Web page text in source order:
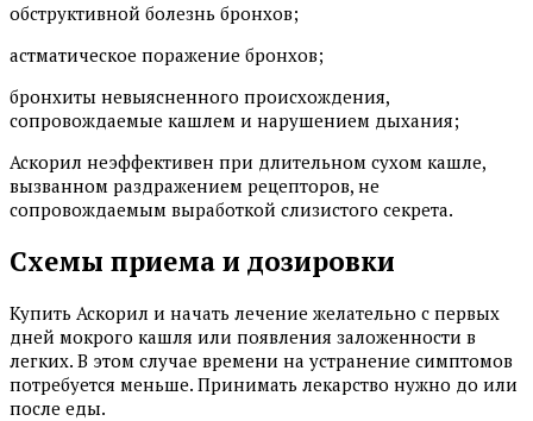
обструктивной болезнь бронхов;
астматическое поражение бронхов;
бронхиты невыясненного происхождения,
сопровождаемые кашлем и нарушением дыхания;
Аскорил неэффективен при длительном сухом кашле,
вызванном раздражением рецепторов, не
сопровождаемым выработкой слизистого секрета.
Схемы приема и дозировки
Купить Аскорил и начать лечение желательно с первых
дней мокрого кашля или появления заложенности в
легких. В этом случае времени на устранение симптомов
потребуется меньше. Принимать лекарство нужно до или
после еды.